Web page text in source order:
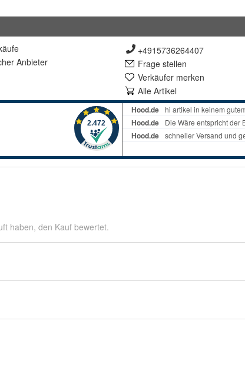
er Anbieter
+4915736264407
Frage stellen
Verkäufer merken
Alle Artikel
haben, den Kauf bewertet.